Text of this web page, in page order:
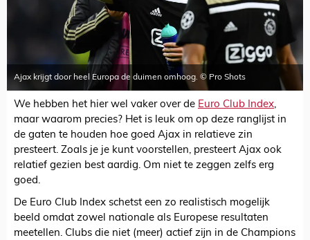
Ajax krijgt door heel Europa de duimen omhoog. © Pro Shots
We hebben het hier wel vaker over de Euro Club Index,
maar waarom precies? Het is leuk om op deze ranglijst in
de gaten te houden hoe goed Ajax in relatieve zin
presteert. Zoals je je kunt voorstellen, presteert Ajax ook
relatief gezien best aardig. Om niet te zeggen zelfs erg
goed.
De Euro Club Index schetst een zo realistisch mogelijk
beeld omdat zowel nationale als Europese resultaten
meetellen. Clubs die niet (meer) actief zijn in de Champions